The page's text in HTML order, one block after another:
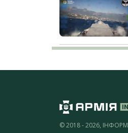
© 2018 - 2026,